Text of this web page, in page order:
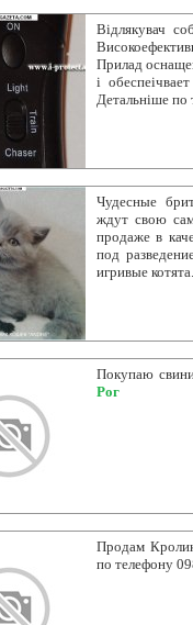
Відлякувач
Прилад
і
Детальніше
Чудесные
ждут свою
продаже в
под
игривые
Покупаю
Рог
Продам
по телефону